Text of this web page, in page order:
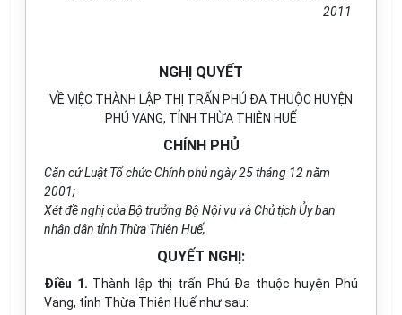
2011
NGHỊ QUYẾT
VỀ VIỆC THÀNH LẬP THỊ TRẤN PHÚ ĐA THUỘC HUYỆN
PHÚ VANG, TỈNH THỪA THIÊN HUẾ
CHÍNH PHỦ
Căn cứ Luật Tổ chức Chính phủ ngày 25 tháng 12 năm
2001;
Xét đề nghị của Bộ trưởng Bộ Nội vụ và Chủ tịch Ủy ban
nhân dân tỉnh Thừa Thiên Huế,
QUYẾT NGHỊ:
Điều 1. Thành lập thị trấn Phú Đa thuộc huyện Phú
Vang, tỉnh Thừa Thiên Huế như sau: